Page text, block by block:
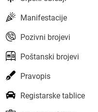
Manifestacije
Pozivni brojevi
Poštanski brojevi
Pravopis
Registarske tablice